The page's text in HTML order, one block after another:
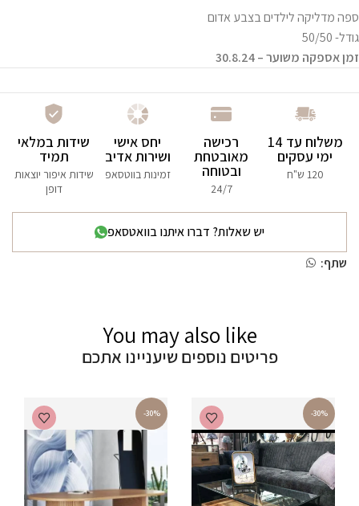
ספה מדליקה לילדים בצבע אדום
גודל- 50/50
זמן אספקה משוער – 30.8.24
משלוח עד 14
ימי עסקים
120 ש"ח
רכישה
מאובטחת
ובטוחה
24/7
יחס אישי
ושירות אדיב
זמינות בווטסאפ
שידות במלאי
תמיד
שידות איפור יוצאות
דופן
יש שאלות? דברו איתנו בוואטסאפ
שתף:
You may also like
פריטים נוספים שיעניינו אתכם
-30%
-30%